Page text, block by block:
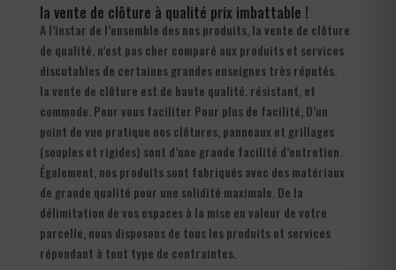
la vente de clôture à qualité prix imbattable !
A l’instar de l’ensemble des nos produits, la vente de clôture
de qualité, n’est pas cher comparé aux produits et services
discutables de certaines grandes enseignes très réputés.
la vente de clôture est de haute qualité. résistant, et
commode. Pour vous faciliter Pour plus de facilité, D’un
point de vue pratique nos clôtures, panneaux et grillages
(souples et rigides) sont d’une grande facilité d’entretien.
Également, nos produits sont fabriqués avec des matériaux
de grande qualité pour une solidité maximale. De la
délimitation de vos espaces à la mise en valeur de votre
parcelle, nous disposons de tous les produits et services
répondant à tout type de contraintes.